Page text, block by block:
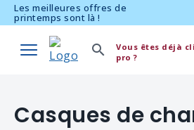
Les meilleures offres de
printemps sont là !
Vous êtes déjà
pro ?
Casques de